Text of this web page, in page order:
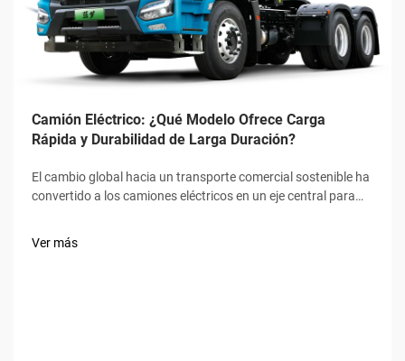
Camión Eléctrico: ¿Qué Modelo Ofrece Carga
Rápida y Durabilidad de Larga Duración?
El cambio global hacia un transporte comercial sostenible ha
convertido a los camiones eléctricos en un eje central para
Ver más